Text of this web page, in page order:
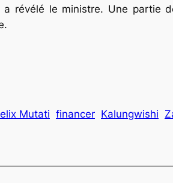
révélé le ministre. Une partie
Mutati financer Kalungwishi